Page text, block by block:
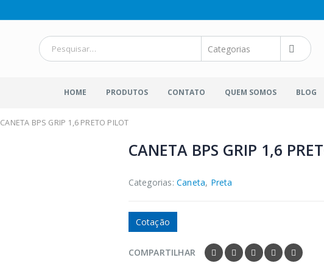
HOME PRODUTOS CONTATO QUEM SOMOS BLOG
CANETA BPS GRIP 1,6 PRETO PILOT
CANETA BPS GRIP 1,6
Categorias: Caneta, Preta
Cotação
COMPARTILHAR